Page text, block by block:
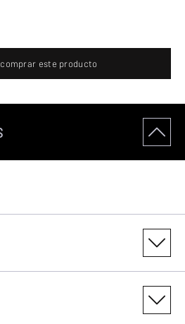
este producto